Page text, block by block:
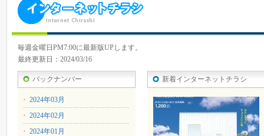
毎週金曜日PM7:00に最新版UPします。
最終更新日：2024/03/16
バックナンバー
2024年03月
2024年02月
2024年01月
新着インターネットチラシ